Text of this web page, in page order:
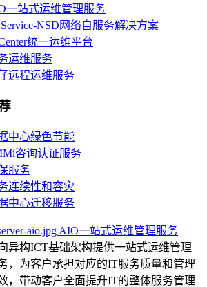
一站式运维管理服务
NSD网络自服务解决方案
统一运维平台
运维服务
远程运维服务
中心绿色节能
咨询认证服务
服务
连续性和容灾
中心迁移服务
AIO一站式运维管理服务
异构ICT基础架构提供一站式运维管理
，为客户承担对应的IT服务质量和管理
，带动客户全面提升IT的整体服务管理